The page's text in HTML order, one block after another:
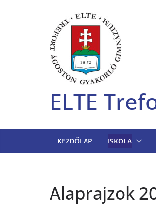
ELTE
KEZDŐLAP ISKOLA
Alaprajzok